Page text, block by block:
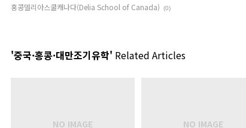
홍콩델리아스쿨캐나다(Delia School of Canada) (0)
'중국·홍콩·대만조기유학' Related Articles